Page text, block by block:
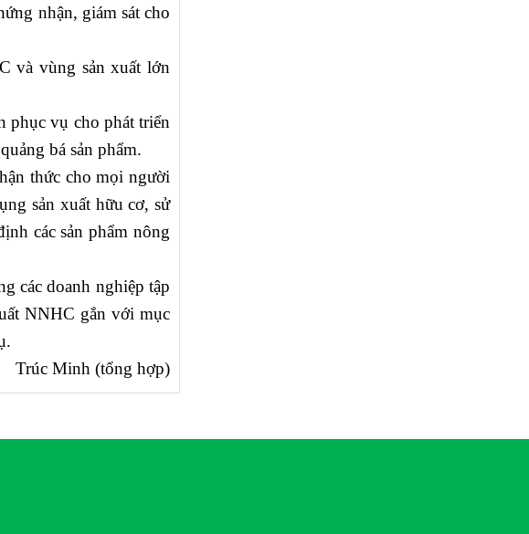
nhận, giám sát cho
và vùng sản xuất lớn
phục vụ cho phát triển
bá sản phẩm.
thức cho mọi người
sản xuất hữu cơ, sử
các sản phẩm nông
các doanh nghiệp tập
NNHC gắn với mục
Trúc Minh (tổng hợp)